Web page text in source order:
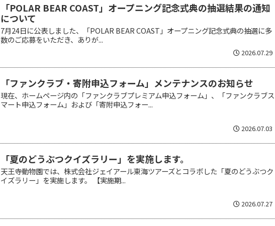
「POLAR BEAR COAST」オープニング記念式典の抽選結果の通知
について
7月24日に公表しました、「POLAR BEAR COAST」オープニング記念式典の抽選に多
数のご応募をいただき、ありが...
2026.07.29
「ファンクラブ・寄附申込フォーム」メンテナンスのお知らせ
現在、ホームページ内の「ファンクラブプレミアム申込フォーム」、「ファンクラブス
マート申込フォーム」および「寄附申込フォー...
2026.07.03
「夏のどうぶつクイズラリー」を実施します。
天王寺動物園では、株式会社ジェイアール東海ツアーズとコラボした「夏のどうぶつク
イズラリー」を実施します。 【実施期...
2026.07.27